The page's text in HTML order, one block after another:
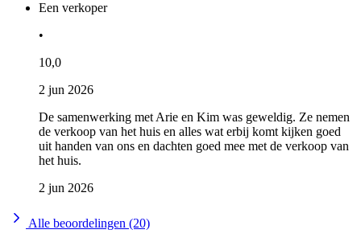
Een verkoper
•
10,0
2 jun 2026
De samenwerking met Arie en Kim was geweldig. Ze nemen
de verkoop van het huis en alles wat erbij komt kijken goed
uit handen van ons en dachten goed mee met de verkoop van
het huis.
2 jun 2026
Alle beoordelingen (20)